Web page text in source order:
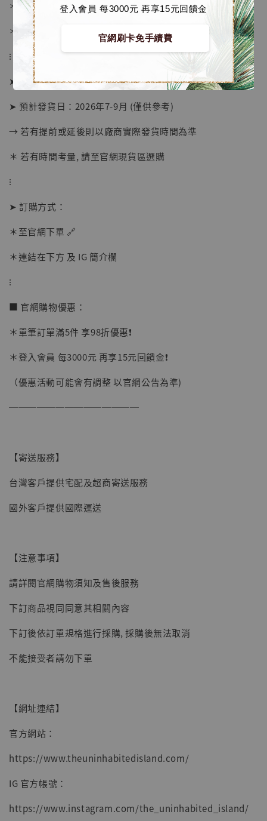
登入會員 每3000元 再享15元回饋金
官網刷卡免手續費
【店內現貨】海賊王 系列蒐藏雕像 布魯克達
NT$ 4,980
NT$ 5,300
＊ 國際運費另計
＊ 刷卡免手續費
⁝
➤ 預購截止日：待工作室通知
➤ 預計發貨日：2026年7-9月 (僅供參考)
→ 若有提前或延後則以廠商實際發貨時間為準
＊ 若有時間考量, 請至官網現貨區選購
⁝
➤ 訂購方式：
＊至官網下單 🔗
＊連結在下方 及 IG 簡介欄
⁝
■ 官網購物優惠：
＊單筆訂單滿5件 享98折優惠❗️
＊登入會員 每3000元 再享15元回饋金❗️
（優惠活動可能會有調整 以官網公告為準)
──────────────
【寄送服務】
台灣客戶提供宅配及超商寄送服務
國外客戶提供國際運送
【注意事項】
請詳閱官網購物須知及售後服務
下訂商品視同同意其相關內容
下訂後依訂單規格進行採購, 採購後無法取消
不能接受者請勿下單
【網址連結】
官方網站：
https://www.theuninhabitedisland.com/
IG 官方帳號：
https://www.instagram.com/the_uninhabited_island/